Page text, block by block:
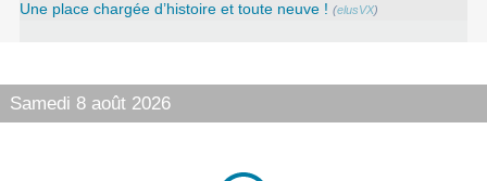
Une place chargée d’histoire et toute neuve ! (elusVX)
Samedi 8 août 2026